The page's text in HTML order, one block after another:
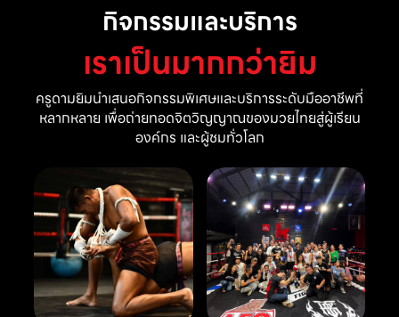
กิจกรรมและบริการ
เราเป็นมากกว่ายิม
ครูดามยิมนำเสนอกิจกรรมพิเศษและบริการระดับมืออาชีพที่
หลากหลาย เพื่อถ่ายทอดจิตวิญญาณของมวยไทยสู่ผู้เรียน
องค์กร และผู้ชมทั่วโลก